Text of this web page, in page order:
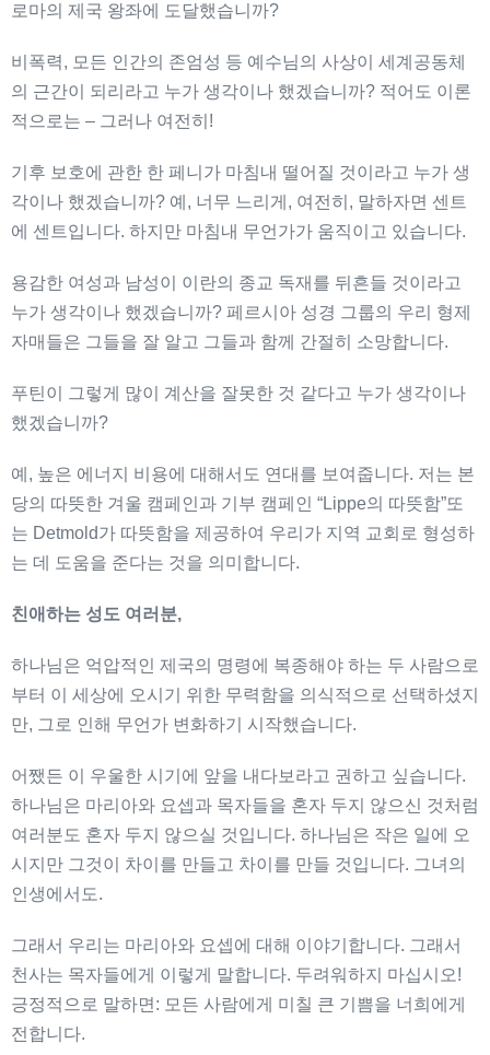
로마의 제국 왕좌에 도달했습니까?
비폭력, 모든 인간의 존엄성 등 예수님의 사상이 세계공동체
의 근간이 되리라고 누가 생각이나 했겠습니까? 적어도 이론
적으로는 – 그러나 여전히!
기후 보호에 관한 한 페니가 마침내 떨어질 것이라고 누가 생
각이나 했겠습니까? 예, 너무 느리게, 여전히, 말하자면 센트
에 센트입니다. 하지만 마침내 무언가가 움직이고 있습니다.
용감한 여성과 남성이 이란의 종교 독재를 뒤흔들 것이라고
누가 생각이나 했겠습니까? 페르시아 성경 그룹의 우리 형제
자매들은 그들을 잘 알고 그들과 함께 간절히 소망합니다.
푸틴이 그렇게 많이 계산을 잘못한 것 같다고 누가 생각이나
했겠습니까?
예, 높은 에너지 비용에 대해서도 연대를 보여줍니다. 저는 본
당의 따뜻한 겨울 캠페인과 기부 캠페인 “Lippe의 따뜻함”또
는 Detmold가 따뜻함을 제공하여 우리가 지역 교회로 형성하
는 데 도움을 준다는 것을 의미합니다.
친애하는 성도 여러분,
하나님은 억압적인 제국의 명령에 복종해야 하는 두 사람으로
부터 이 세상에 오시기 위한 무력함을 의식적으로 선택하셨지
만, 그로 인해 무언가 변화하기 시작했습니다.
어쨌든 이 우울한 시기에 앞을 내다보라고 권하고 싶습니다.
하나님은 마리아와 요셉과 목자들을 혼자 두지 않으신 것처럼
여러분도 혼자 두지 않으실 것입니다. 하나님은 작은 일에 오
시지만 그것이 차이를 만들고 차이를 만들 것입니다. 그녀의
인생에서도.
그래서 우리는 마리아와 요셉에 대해 이야기합니다. 그래서
천사는 목자들에게 이렇게 말합니다. 두려워하지 마십시오!
긍정적으로 말하면: 모든 사람에게 미칠 큰 기쁨을 너희에게
전합니다.